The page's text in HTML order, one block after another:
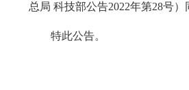
总局 科技部公告2022年第28号）
特此公告。